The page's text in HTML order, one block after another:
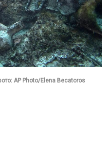
AP Photo/Elena Becatoros